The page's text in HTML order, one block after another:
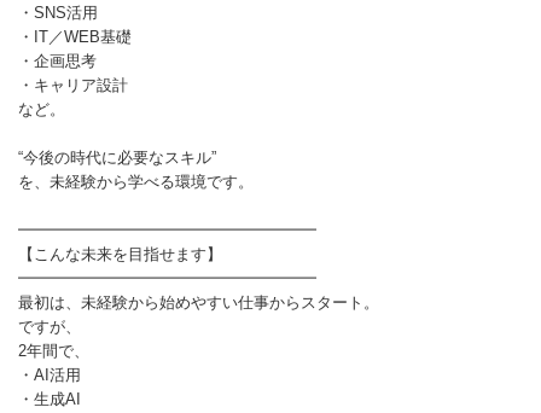
・SNS活用
・IT／WEB基礎
・企画思考
・キャリア設計
など。
“今後の時代に必要なスキル”
を、未経験から学べる環境です。
━━━━━━━━━━━━━━━━━━━
【こんな未来を目指せます】
━━━━━━━━━━━━━━━━━━━
最初は、未経験から始めやすい仕事からスタート。
ですが、
2年間で、
・AI活用
・生成AI